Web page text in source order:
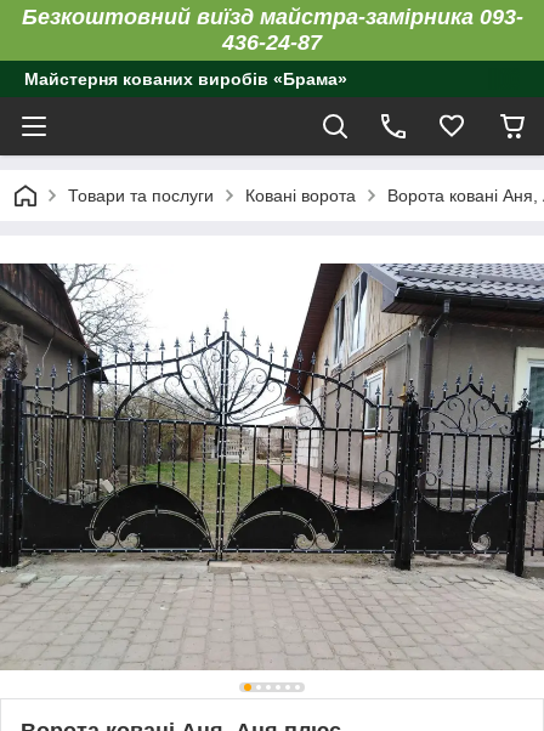
Безкоштовний виїзд майстра-замірника 093-
436-24-87
Майстерня кованих виробів «Брама»
Товари та послуги Ковані ворота Ворота ковані